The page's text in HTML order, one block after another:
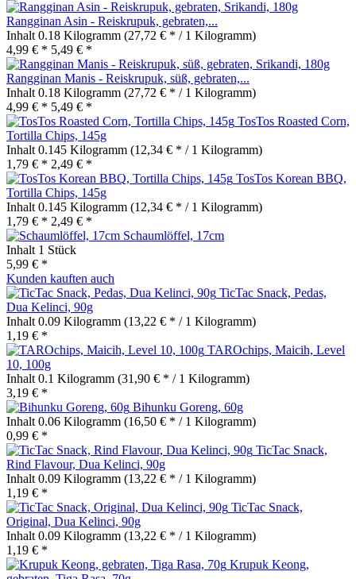
Rangginan Asin - Reiskrupuk, gebraten,...
Inhalt 0.18 Kilogramm (27,72 € * / 1 Kilogramm)
4,99 € * 5,49 € *
Rangginan Manis - Reiskrupuk, süß, gebraten,...
Inhalt 0.18 Kilogramm (27,72 € * / 1 Kilogramm)
4,99 € * 5,49 € *
TosTos Roasted Corn,
Tortilla Chips, 145g
Inhalt 0.145 Kilogramm (12,34 € * / 1 Kilogramm)
1,79 € * 2,49 € *
TosTos Korean BBQ,
Tortilla Chips, 145g
Inhalt 0.145 Kilogramm (12,34 € * / 1 Kilogramm)
1,79 € * 2,49 € *
Schaumlöffel, 17cm
Inhalt 1 Stück
5,99 € *
Kunden kauften auch
TicTac Snack, Pedas,
Dua Kelinci, 90g
Inhalt 0.09 Kilogramm (13,22 € * / 1 Kilogramm)
1,19 € *
TAROchips, Maicih, Level
10, 100g
Inhalt 0.1 Kilogramm (31,90 € * / 1 Kilogramm)
3,19 € *
Bihunku Goreng, 60g
Inhalt 0.06 Kilogramm (16,50 € * / 1 Kilogramm)
0,99 € *
TicTac Snack,
Rind Flavour, Dua Kelinci, 90g
Inhalt 0.09 Kilogramm (13,22 € * / 1 Kilogramm)
1,19 € *
TicTac Snack,
Original, Dua Kelinci, 90g
Inhalt 0.09 Kilogramm (13,22 € * / 1 Kilogramm)
1,19 € *
Krupuk Keong,